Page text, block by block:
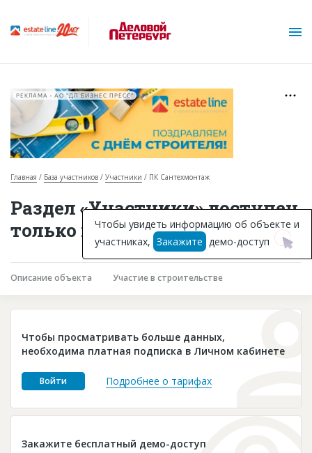
Горячие объекты
База строящихся объектов
Инвестпроекты
Глоссарий
Платные услуги
Пресс-релизы
РЕКЛАМА • АО "ДП БИЗНЕС ПРЕСС"
Главная База участников Участники ПК Сантехмонтаж
Раздел «Участники» доступен
только подписчикам
Описание объекта Участие в строительстве
Чтобы просматривать больше данных,
необходима платная подписка в Личном кабинете
Войти Подробнее о тарифах
Закажите бесплатный демо-доступ
Чтобы увидеть информацию об объекте и
участниках, Закажите демо-доступ